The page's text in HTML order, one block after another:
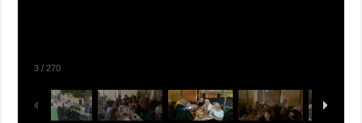
3 /270